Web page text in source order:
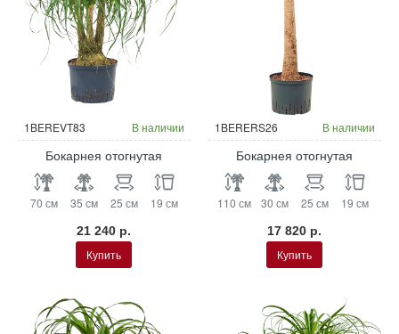
Гидропоника
1BEREVT83 В наличии
Бокарнея отогнутая
70 см 35 см 25 см 19 см
21 240 р.
Купить
Гидропоника
1BERERS26 В наличии
Бокарнея отогнутая
110 см 30 см 25 см 19 см
17 820 р.
Купить